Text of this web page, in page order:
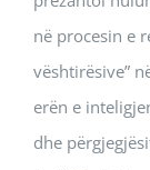
në procesin e
vështirësive”
erën e
dhe